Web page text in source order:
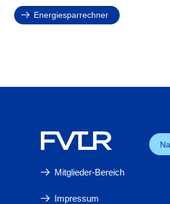
Energiesparrechner
Mitglieder-Bereich
Impressum